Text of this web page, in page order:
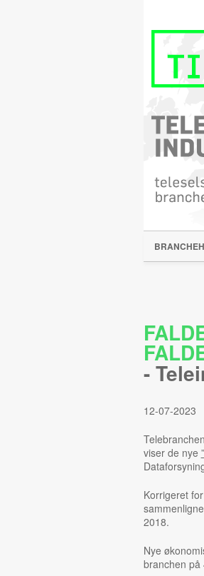
-
12-07-2023
viser de nye
Korrigeret
2018.
Nye
branchen på